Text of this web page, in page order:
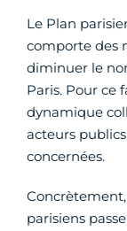
Le Plan
comporte des
diminuer le
Paris. Pour ce
dynamique
acteurs
concernées.
parisiens